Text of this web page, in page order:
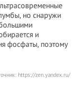
но снаружи
и
фосфаты, поэтому
https://zen.yandex.ru/